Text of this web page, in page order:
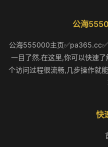
公海
公海555000主页
一目了然.在这里,你可以快速
个访问过程很流畅,几步操作就
快